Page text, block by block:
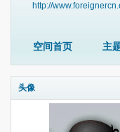
http://
空间首页 主
头像